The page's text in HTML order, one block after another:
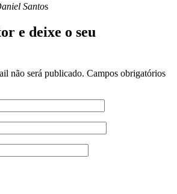
Santos
e deixe o seu
não será publicado. Campos obrigatórios